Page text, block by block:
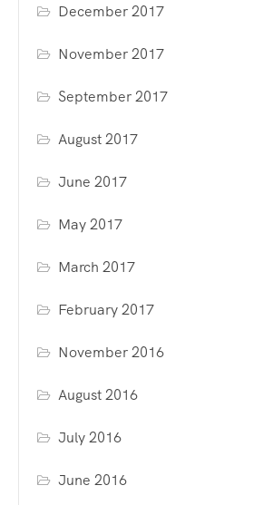
December 2017
November 2017
September 2017
August 2017
June 2017
May 2017
March 2017
February 2017
November 2016
August 2016
July 2016
June 2016